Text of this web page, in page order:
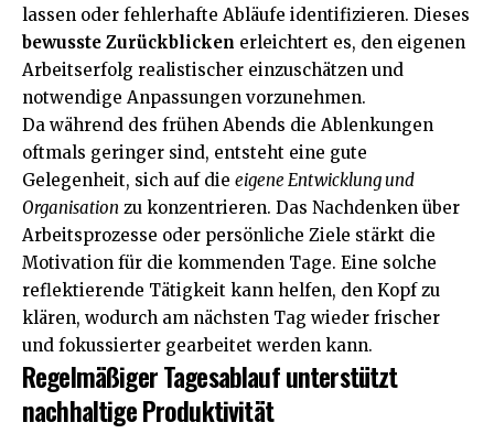
lassen oder fehlerhafte Abläufe identifizieren. Dieses
bewusste Zurückblicken erleichtert es, den eigenen
Arbeitserfolg realistischer einzuschätzen und
notwendige Anpassungen vorzunehmen.
Da während des frühen Abends die Ablenkungen
oftmals geringer sind, entsteht eine gute
Gelegenheit, sich auf die eigene Entwicklung und
Organisation zu konzentrieren. Das Nachdenken über
Arbeitsprozesse oder persönliche Ziele stärkt die
Motivation für die kommenden Tage. Eine solche
reflektierende Tätigkeit kann helfen, den Kopf zu
klären, wodurch am nächsten Tag wieder frischer
und fokussierter gearbeitet werden kann.
Regelmäßiger Tagesablauf unterstützt
nachhaltige Produktivität